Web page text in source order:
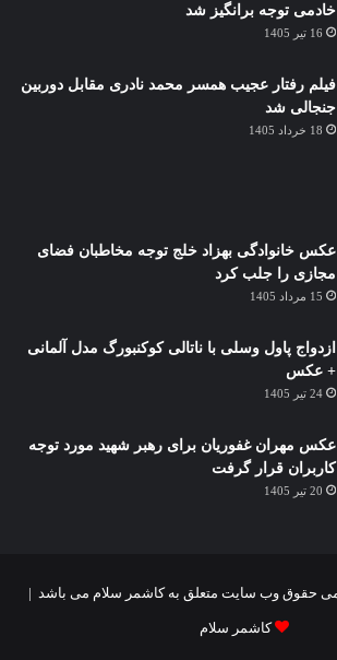
خادمی توجه برانگیز شد
16 تیر 1405
فیلم رفتار عجیب همسر محمد نادری مقابل دوربین
جنجالی شد
18 خرداد 1405
عکس خانوادگی بهزاد خلج توجه مخاطبان فضای
مجازی را جلب کرد
15 مرداد 1405
ازدواج پاول وسلی با ناتالی کوکنبورگ مدل آلمانی
+ عکس
24 تیر 1405
عکس مهران غفوریان برای رهبر شهید مورد توجه
کاربران قرار گرفت
20 تیر 1405
کاشمر سلام